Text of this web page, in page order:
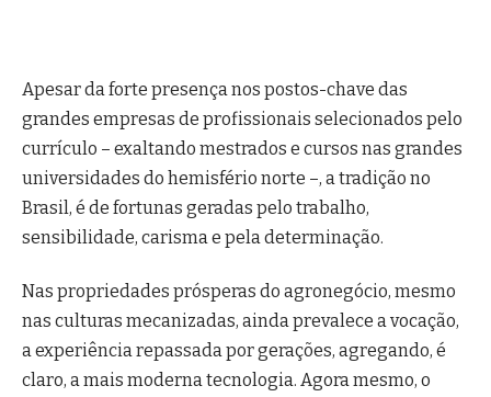
Apesar da forte presença nos postos-chave das
grandes empresas de profissionais selecionados pelo
currículo – exaltando mestrados e cursos nas grandes
universidades do hemisfério norte –, a tradição no
Brasil, é de fortunas geradas pelo trabalho,
sensibilidade, carisma e pela determinação.
Nas propriedades prósperas do agronegócio, mesmo
nas culturas mecanizadas, ainda prevalece a vocação,
a experiência repassada por gerações, agregando, é
claro, a mais moderna tecnologia. Agora mesmo, o